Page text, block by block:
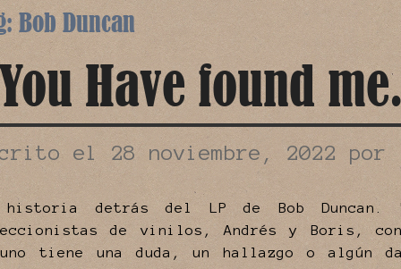
Bob Duncan
Have found
el 28 noviembre, 2022 por
historia detrás del LP de Bob Duncan.
de vinilos, Andrés y Boris,
tiene una duda, un hallazgo o algún